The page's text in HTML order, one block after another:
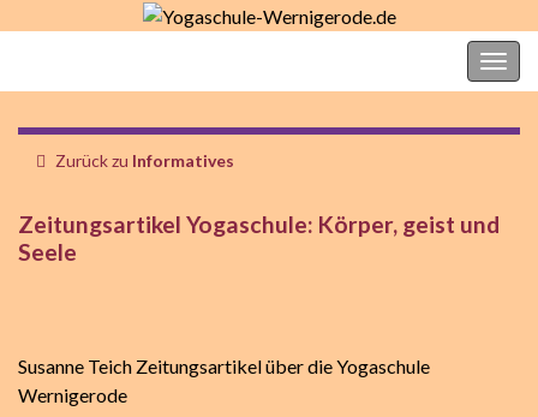
Zurück zu Informatives
Zeitungsartikel Yogaschule: Körper, geist und
Seele
Susanne Teich Zeitungsartikel über die Yogaschule
Wernigerode